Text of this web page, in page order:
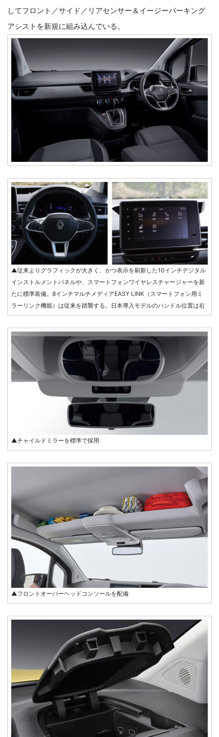
してフロント／サイド／リアセンサー＆イージーパーキング
アシストを新規に組み込んでいる。
▲従来よりグラフィックが大きく、かつ表示を刷新した10インチデジタル
インストルメントパネルや、スマートフォンワイヤレスチャージャーを新
たに標準装備。8インチマルチメディアEASY LINK（スマートフォン用ミ
ラーリンク機能）は従来を踏襲する。日本導入モデルのハンドル位置は右
▲チャイルドミラーを標準で採用
▲フロントオーバーヘッドコンソールを配備